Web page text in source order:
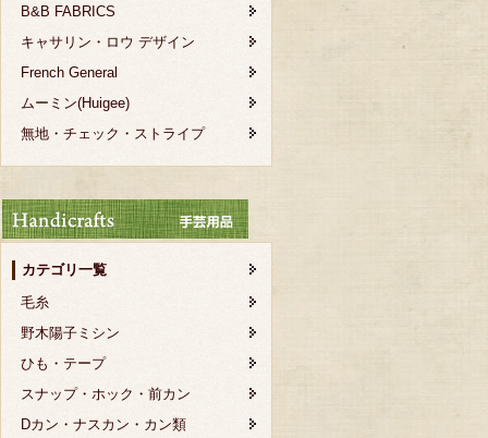
B&B FABRICS
キャサリン・ロウ デザイン
French General
ムーミン(Huigee)
無地・チェック・ストライプ
カテゴリ一覧
毛糸
野木陽子ミシン
ひも・テープ
スナップ・ホック・前カン
Dカン・ナスカン・カン類